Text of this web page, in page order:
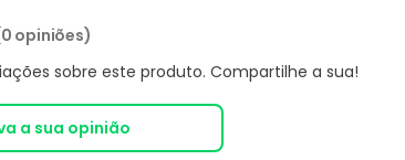
opiniões)
sobre este produto. Compartilhe a sua!
a sua opinião